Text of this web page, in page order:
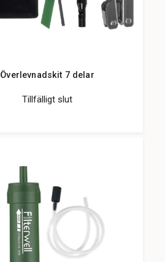
Överlevnadskit 7 delar
Tillfälligt slut